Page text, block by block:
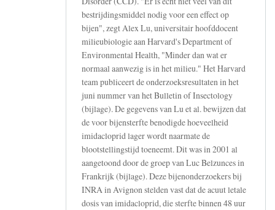
bestrijdingsmiddel nodig voor een effect op
bijen", zegt Alex Lu, universitair hoofddocent
milieubiologie aan Harvard's Department of
Environmental Health, "Minder dan wat er
normaal aanwezig is in het milieu." Het Harvard
team publiceert de onderzoeksresultaten in het
juni nummer van het Bulletin of Insectology
(bijlage). De gegevens van Lu et al. bewijzen dat
de voor bijensterfte benodigde hoeveelheid
imidacloprid lager wordt naarmate de
blootstellingstijd toeneemt. Dit was in 2001 al
aangetoond door de groep van Luc Belzunces in
Frankrijk (bijlage). Deze bijenonderzoekers bij
INRA in Avignon stelden vast dat de acuut letale
dosis van imidacloprid, die sterfte binnen 48 uur